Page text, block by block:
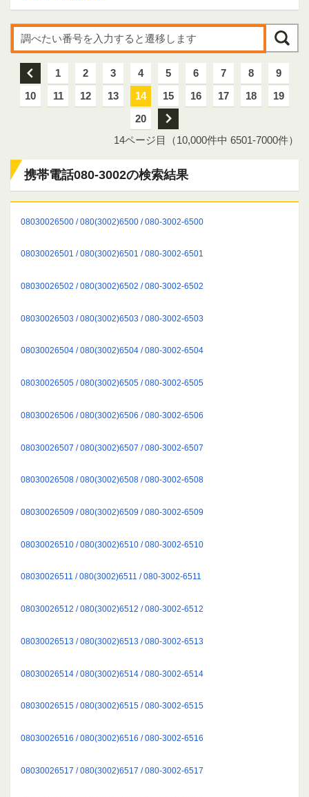
前 1 2 3 4 5 6 7 8
9
10
11 12 13 14 15 16 17 18
19
20
次
14ページ目（10,000件中 6501-7000件）
携帯電話080-3002の検索結果
08030026500 / 080(3002)6500 / 080-3002-6500
08030026501 / 080(3002)6501 / 080-3002-6501
08030026502 / 080(3002)6502 / 080-3002-6502
08030026503 / 080(3002)6503 / 080-3002-6503
08030026504 / 080(3002)6504 / 080-3002-6504
08030026505 / 080(3002)6505 / 080-3002-6505
08030026506 / 080(3002)6506 / 080-3002-6506
08030026507 / 080(3002)6507 / 080-3002-6507
08030026508 / 080(3002)6508 / 080-3002-6508
08030026509 / 080(3002)6509 / 080-3002-6509
08030026510 / 080(3002)6510 / 080-3002-6510
08030026511 / 080(3002)6511 / 080-3002-6511
08030026512 / 080(3002)6512 / 080-3002-6512
08030026513 / 080(3002)6513 / 080-3002-6513
08030026514 / 080(3002)6514 / 080-3002-6514
08030026515 / 080(3002)6515 / 080-3002-6515
08030026516 / 080(3002)6516 / 080-3002-6516
08030026517 / 080(3002)6517 / 080-3002-6517